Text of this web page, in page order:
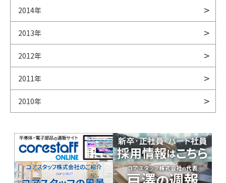
2014年
2013年
2012年
2011年
2010年